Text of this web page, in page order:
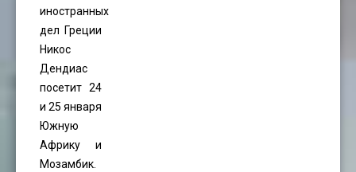
иностранных
дел Греции
Никос
Дендиас
посетит 24
и 25 января
Южную
Африку и
Мозамбик.